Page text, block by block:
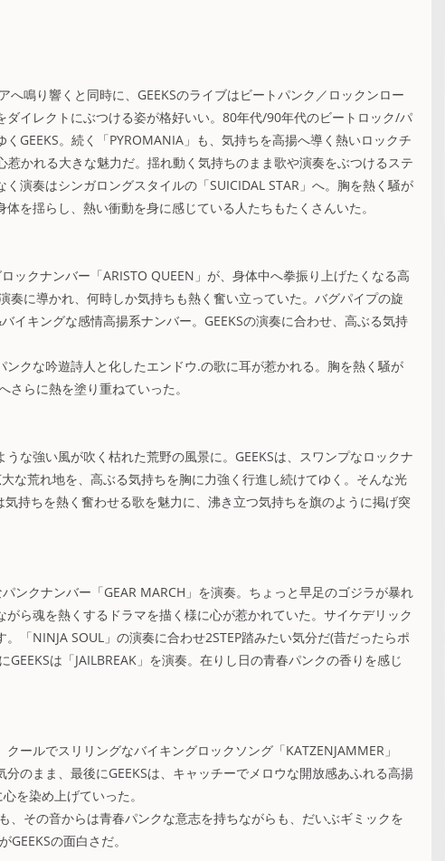
鳴り響くと同時に、GEEKSのライブはビートパンク／ロックンロー
イレクトにぶつける姿が格好いい。80年代/90年代のビートロック/パ
GEEKS。続く「PYROMANIA」も、気持ちを高揚へ導く熱いロックチ
かれる大きな魅力だ。揺れ動く気持ちのまま歌や演奏をぶつけるステ
演奏はシンガロングスタイルの「SUICIDAL STAR」へ。胸を熱く騒が
を揺らし、熱い衝動を身に感じている人たちもたくさんいた。
ックナンバー「ARISTO QUEEN」が、身体中へ拳振り上げたくなる高
に導かれ、何時しか気持ちも熱く奮い立っていた。バグパイプの旋
イキングな感情高揚系ナンバー。GEEKSの演奏に合わせ、高ぶる気持
クな吟遊詩人と化したエンドウ.の歌に耳が惹かれる。胸を熱く騒が
らに熱を塗り重ねていった。
な強い風が吹く枯れた荒野の風景に。GEEKSは、スワンプなロックナ
な荒れ地を、高ぶる気持ちを胸に力強く行進し続けてゆく。そんな光
気持ちを熱く奮わせる歌を魅力に、沸き立つ気持ちを旗のように掲げ突
ンクナンバー「GEAR MARCH」を演奏。ちょっと早足のゴジラが暴れ
ら魂を熱くするドラマを描く様に心が惹かれていた。サイケデリック
「NINJA SOUL」の演奏に合わせ2STEP踏みたい気分だ(昔だったらポ
は「JAILBREAK」を演奏。在りし日の青春パンクの香りを感じ
ールでスリリングなバイキングロックソング「KATZENJAMMER」
のまま、最後にGEEKSは、キャッチーでメロウな開放感あふれる高揚
を染め上げていった。
その音からは青春パンクな意志を持ちながらも、だいぶギミックを
の面白さだ。